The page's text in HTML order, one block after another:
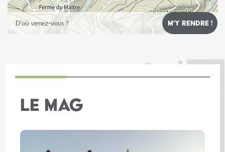
Leaflet
LE MAG